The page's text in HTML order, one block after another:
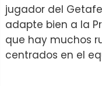
jugador del
adapte bien a la
que hay muchos
centrados en el